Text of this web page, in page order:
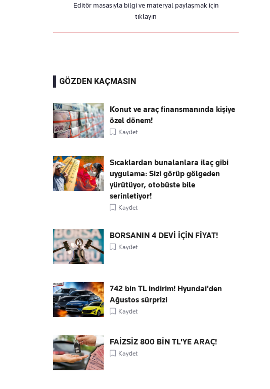
Editör masasıyla bilgi ve materyal paylaşmak için
tıklayın
GÖZDEN KAÇMASIN
Konut ve araç finansmanında kişiye
özel dönem!
Kaydet
Sıcaklardan bunalanlara ilaç gibi
uygulama: Sizi görüp gölgeden
yürütüyor, otobüste bile
serinletiyor!
Kaydet
BORSANIN 4 DEVİ İÇİN FİYAT!
Kaydet
742 bin TL indirim! Hyundai'den
Ağustos sürprizi
Kaydet
FAİZSİZ 800 BİN TL'YE ARAÇ!
Kaydet